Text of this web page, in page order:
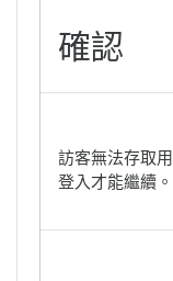
確認
訪客無法存取
登入才能繼續。